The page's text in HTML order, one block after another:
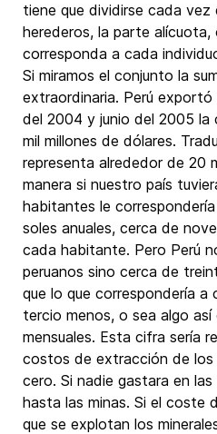
tiene que dividirse cada vez
herederos, la parte alícuota,
corresponda a cada
Si miramos el conjunto la
extraordinaria. Perú exportó
del 2004 y junio del 2005 la
mil millones de dólares.
representa alrededor de 20
manera si nuestro país
habitantes le
soles anuales, cerca de
cada habitante. Pero Perú
peruanos sino cerca de
que lo que correspondería a
tercio menos, o sea algo
mensuales. Esta cifra sería
costos de extracción de los
cero. Si nadie gastara en
hasta las minas. Si el coste
que se explotan los